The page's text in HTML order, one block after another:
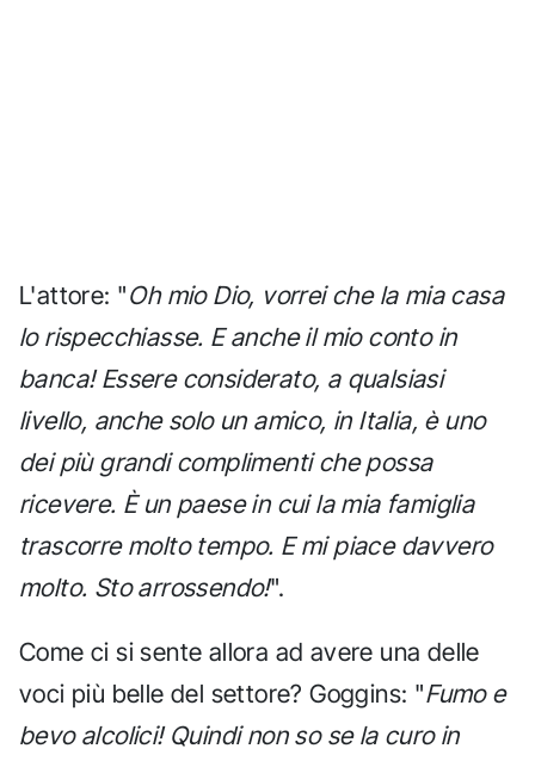
L'attore: "Oh mio Dio, vorrei che la mia casa
lo rispecchiasse. E anche il mio conto in
banca! Essere considerato, a qualsiasi
livello, anche solo un amico, in Italia, è uno
dei più grandi complimenti che possa
ricevere. È un paese in cui la mia famiglia
trascorre molto tempo. E mi piace davvero
molto. Sto arrossendo!".
Come ci si sente allora ad avere una delle
voci più belle del settore? Goggins: "Fumo e
bevo alcolici! Quindi non so se la curo in